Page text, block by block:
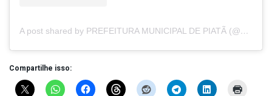
A post shared by PREFEITURA MUNICIPAL DE PIATÃ (@prefeitura.piata)
Compartilhe isso: